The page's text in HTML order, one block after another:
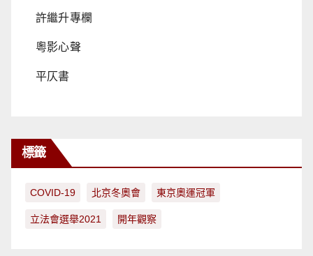
許繼升專欄
粵影心聲
平仄書
標籤
COVID-19 北京冬奧會 東京奧運冠軍
立法會選舉2021 開年觀察